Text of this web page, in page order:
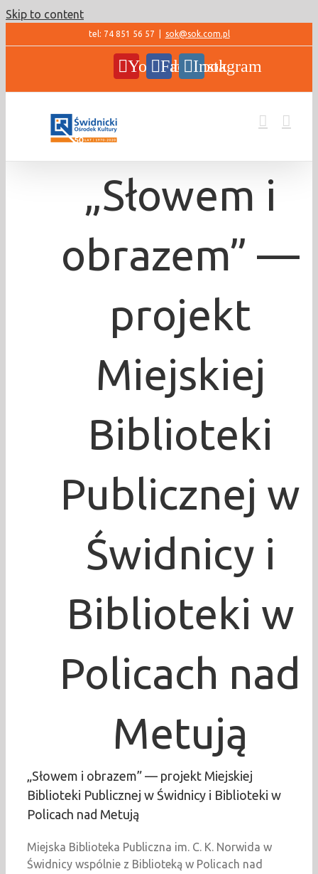
Skip to content
tel: 74 851 56 57 sok@sok.com.pl
YouTubeFacebookInstagram
„Słowem i
obrazem” —
projekt
Miejskiej
Biblioteki
Publicznej w
Świdnicy i
Biblioteki w
Policach nad
Metują
„Słowem i obrazem” — projekt Miejskiej
Biblioteki Publicznej w Świdnicy i Biblioteki w
Policach nad Metują
Miejska Biblioteka Publiczna im. C. K. Norwida w
Świdnicy wspólnie z Biblioteką w Policach nad